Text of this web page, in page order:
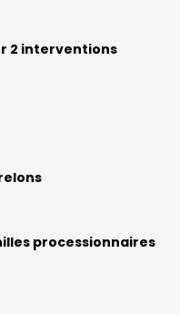
2 interventions
processionnaires